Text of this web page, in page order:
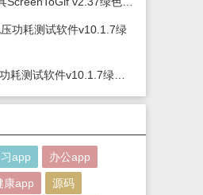
app 办公app
康app 源码